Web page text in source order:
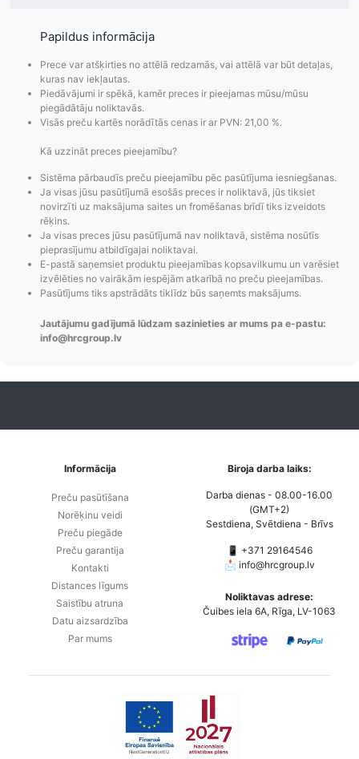
Pasūtījumu statusa
maiņas
paziņojumi,
Izsekošana,
Pasūtījumu re-
piegādes veidi un
to izmaksas bez
lietotāja konta
izveides.
PayPal
Papildus informācija
Prece var atšķirties no attēlā redzamās, vai attēlā var būt detaļas,
kuras nav iekļautas.
Piedāvājumi ir spēkā, kamēr preces ir pieejamas mūsu/mūsu
piegādātāju noliktavās.
Visās preču kartēs norādītās cenas ir ar PVN: 21,00 %.
Kā uzzināt preces pieejamību?
Sistēma pārbaudīs preču pieejamību pēc pasūtījuma iesniegšanas.
Ja visas jūsu pasūtījumā esošās preces ir noliktavā, jūs tiksiet
novirzīti uz maksājuma saites un fromēšanas brīdī tiks izveidots
rēķins.
Ja visas preces jūsu pasūtījumā nav noliktavā, sistēma nosūtīs
pieprasījumu atbildīgajai noliktavai.
E-pastā saņemsiet produktu pieejamības kopsavilkumu un varēsiet
izvēlēties no vairākām iespējām atkarībā no preču pieejamības.
Pasūtījums tiks apstrādāts tiklīdz būs saņemts maksājums.
Jautājumu gadījumā lūdzam sazinieties ar mums pa e-pastu:
info@hrcgroup.lv
Informācija
Preču pasūtīšana
Norēķinu veidi
Preču piegāde
Preču garantija
Kontakti
Distances līgums
Saistību atruna
Datu aizsardzība
Par mums
Biroja darba laiks:
Darba dienas - 08.00-16.00
(GMT+2)
Sestdiena, Svētdiena - Brīvs
📱 +371 29164546
📩 info@hrcgroup.lv
Noliktavas adrese:
Čuibes iela 6A, Rīga, LV-1063